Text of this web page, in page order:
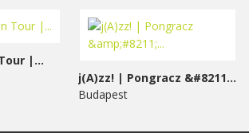
|...
j(A)zz! | Pongracz &#8211;...
Budapest